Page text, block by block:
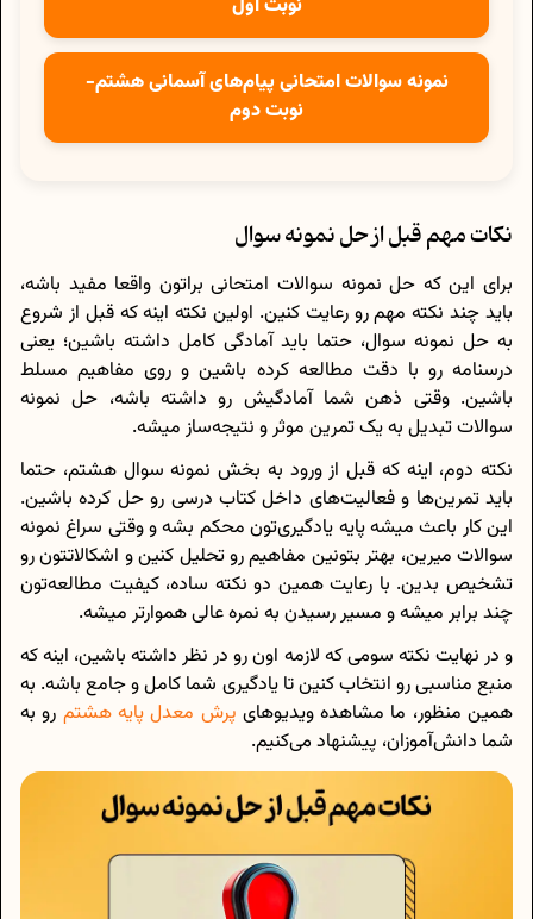
نوبت اول
نمونه سوالات امتحانی پیام‌های آسمانی هشتم-
نوبت دوم
نکات مهم قبل از حل نمونه سوال
برای این که حل نمونه سوالات امتحانی براتون واقعا مفید باشه،
باید چند نکته مهم رو رعایت کنین. اولین نکته اینه که قبل از شروع
به حل نمونه سوال، حتما باید آمادگی کامل داشته باشین؛ یعنی
درسنامه رو با دقت مطالعه کرده باشین و روی مفاهیم مسلط
باشین. وقتی ذهن شما آمادگیش رو داشته باشه، حل نمونه
سوالات تبدیل به یک تمرین موثر و نتیجه‌ساز میشه.
نکته دوم، اینه که قبل از ورود به بخش نمونه سوال هشتم، حتما
باید تمرین‌ها و فعالیت‌های داخل کتاب درسی رو حل کرده باشین.
این کار باعث میشه پایه یادگیری‌تون محکم بشه و وقتی سراغ نمونه
سوالات میرین، بهتر بتونین مفاهیم رو تحلیل کنین و اشکالاتتون رو
تشخیص بدین. با رعایت همین دو نکته ساده، کیفیت مطالعه‌تون
چند برابر میشه و مسیر رسیدن به نمره عالی هموارتر میشه.
و در نهایت نکته سومی که لازمه اون رو در نظر داشته باشین، اینه که
منبع مناسبی رو انتخاب کنین تا یادگیری شما کامل و جامع باشه. به
همین منظور، ما مشاهده ویدیوهای پرش معدل پایه هشتم رو به
شما دانش‌آموزان، پیشنهاد می‌کنیم.